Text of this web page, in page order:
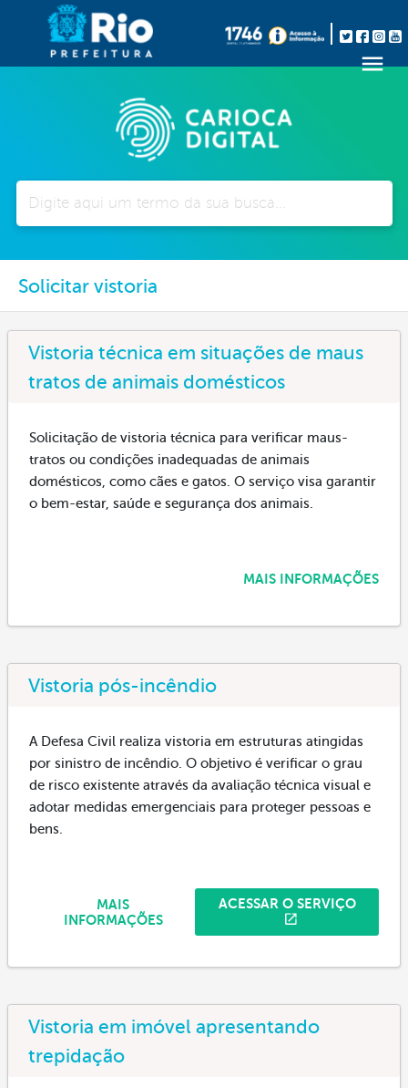
Solicitar vistoria
Vistoria técnica em situações de maus
tratos de animais domésticos
Solicitação de vistoria técnica para verificar maus-
tratos ou condições inadequadas de animais
domésticos, como cães e gatos. O serviço visa garantir
o bem-estar, saúde e segurança dos animais.
MAIS INFORMAÇÕES
Vistoria pós-incêndio
A Defesa Civil realiza vistoria em estruturas atingidas
por sinistro de incêndio. O objetivo é verificar o grau
de risco existente através da avaliação técnica visual e
adotar medidas emergenciais para proteger pessoas e
bens.
ACESSAR O SERVIÇO
MAIS
INFORMAÇÕES
Vistoria em imóvel apresentando
trepidação